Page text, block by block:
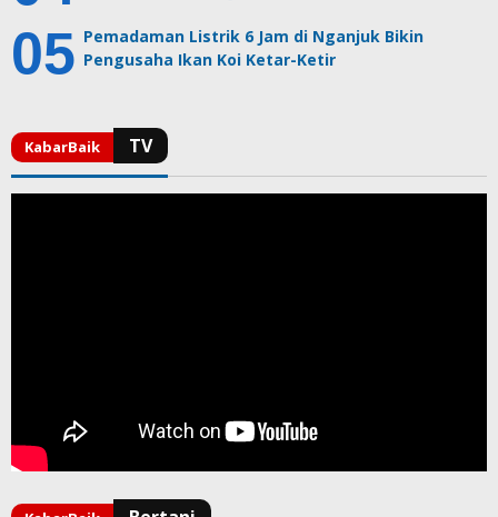
Pemadaman Listrik 6 Jam di Nganjuk Bikin
Pengusaha Ikan Koi Ketar-Ketir